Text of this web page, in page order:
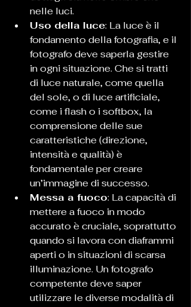
nelle luci.
Uso della luce: La luce è il
fondamento della fotografia, e il
fotografo deve saperla gestire
in ogni situazione. Che si tratti
di luce naturale, come quella
del sole, o di luce artificiale,
come i flash o i softbox, la
comprensione delle sue
caratteristiche (direzione,
intensità e qualità) è
fondamentale per creare
un’immagine di successo.
Messa a fuoco: La capacità di
mettere a fuoco in modo
accurato è cruciale, soprattutto
quando si lavora con diaframmi
aperti o in situazioni di scarsa
illuminazione. Un fotografo
competente deve saper
utilizzare le diverse modalità di